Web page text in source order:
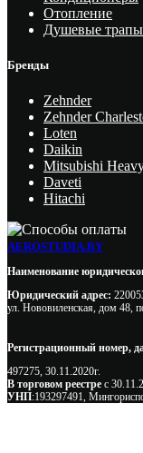
Отопление
Душевые трапы
Бренды
Zehnder
Zehnder
Loten
Daikin
Mitsubishi
Daveti
Hitachi
AEROSTUDIA.BY
Наименование
Юридический адрес:
ул. Нововиленская, дом 48,
Регистрационный номер,
497275, 30.11.2020г.
В торговом реестре с
УНП:193297491,